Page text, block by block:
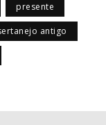
presente
antigo